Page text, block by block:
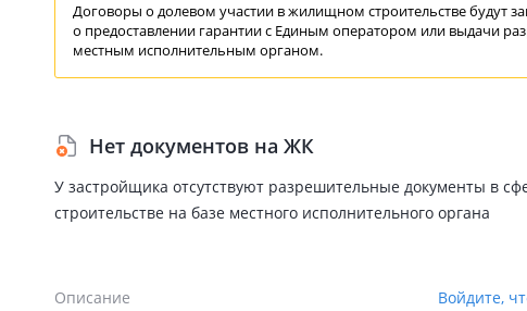
Договоры о долевом участии в жилищном строительстве будут
о предоставлении гарантиис Единым оператором или выдачи
местным исполнительным органом.
Нет документов на ЖК
У застройщика отсутствуют разрешительные документы в
строительстве на базе местного исполнительного органа
Описание Войдите,